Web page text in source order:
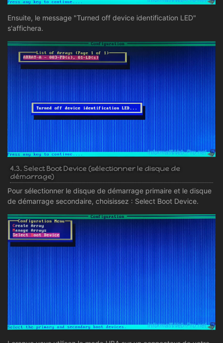
Ensuite, le message "Turned off device identification LED"
s'affichera.
4.3. Select Boot Device (sélectionner le disque de
démarrage)
Pour sélectionner le disque de démarrage primaire et le disque
de démarrage secondaire, choisissez : Select Boot Device.